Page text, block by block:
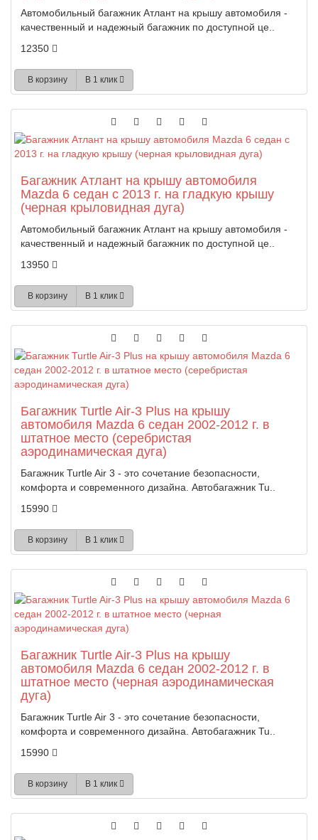
Автомобильный багажник Атлант на крышу автомобиля -
качественный и надежный багажник по доступной це..
12350
В корзину В 1 клик
Багажник Атлант на крышу автомобиля
Mazda 6 седан с 2013 г. на гладкую крышу
(черная крыловидная дуга)
Автомобильный багажник Атлант на крышу автомобиля -
качественный и надежный багажник по доступной це..
13950
В корзину В 1 клик
Багажник Turtle Air-3 Plus на крышу
автомобиля Mazda 6 седан 2002-2012 г. в
штатное место (серебристая
аэродинамическая дуга)
Багажник Turtle Air 3 - это сочетание безопасности,
комфорта и современного дизайна. Автобагажник Tu..
15990
В корзину В 1 клик
Багажник Turtle Air-3 Plus на крышу
автомобиля Mazda 6 седан 2002-2012 г. в
штатное место (черная аэродинамическая
дуга)
Багажник Turtle Air 3 - это сочетание безопасности,
комфорта и современного дизайна. Автобагажник Tu..
15990
В корзину В 1 клик